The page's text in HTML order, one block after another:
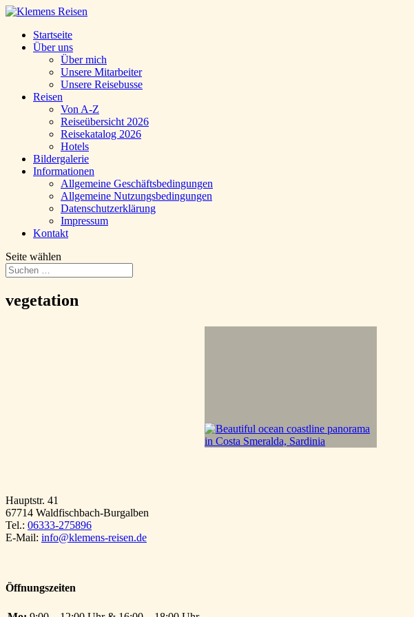
Startseite
Über uns
Über mich
Unsere Mitarbeiter
Unsere Reisebusse
Reisen
Von A-Z
Reiseübersicht 2026
Reisekatalog 2026
Hotels
Bildergalerie
Informationen
Allgemeine Geschäftsbedingungen
Allgemeine Nutzungsbedingungen
Datenschutzerklärung
Impressum
Kontakt
Seite wählen
vegetation
Hauptstr. 41
67714 Waldfischbach-Burgalben
Tel.: 06333-275896
E-Mail: info@klemens-reisen.de
Öffnungszeiten